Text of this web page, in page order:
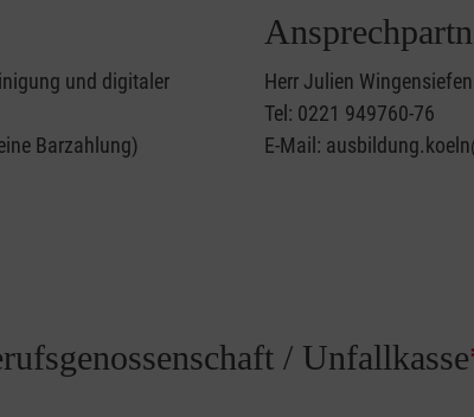
und digitaler
Barzahlung)
Herr Julien Wingensiefen
Tel: 0221 949760-76
E-Mail:
/ Unfallkasse